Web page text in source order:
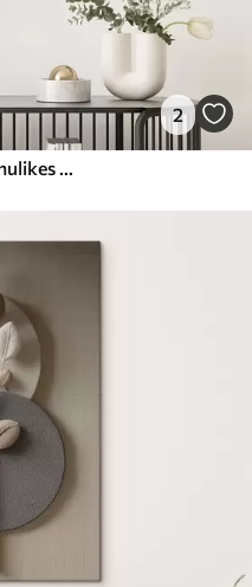
2
Stiliseeritud hõlmikpuu lehed rahulikes toonides